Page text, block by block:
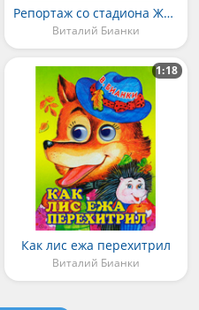
Репортаж со стадиона Жукамо
Виталий Бианки
Как лис ежа перехитрил
Виталий Бианки
1:18